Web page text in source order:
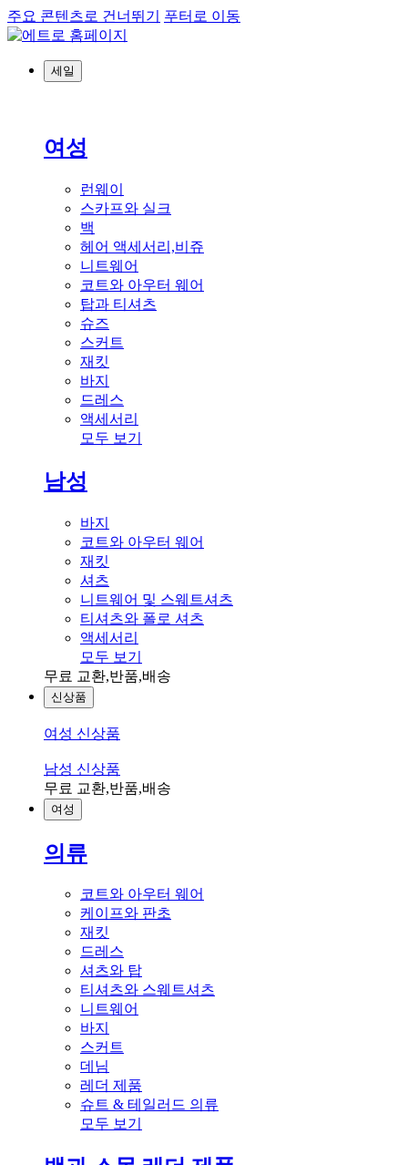
주요 콘텐츠로 건너뛰기 푸터로 이동
세일
여성
런웨이
스카프와 실크
백
헤어 액세서리,비쥬
니트웨어
코트와 아우터 웨어
탑과 티셔츠
슈즈
스커트
재킷
바지
드레스
액세서리
모두 보기
남성
바지
코트와 아우터 웨어
재킷
셔츠
니트웨어 및 스웨트셔츠
티셔츠와 폴로 셔츠
액세서리
모두 보기
무료 교환,반품,배송
신상품
여성 신상품
남성 신상품
무료 교환,반품,배송
여성
의류
코트와 아우터 웨어
케이프와 판초
재킷
드레스
셔츠와 탑
티셔츠와 스웨트셔츠
니트웨어
바지
스커트
데님
레더 제품
슈트 & 테일러드 의류
모두 보기